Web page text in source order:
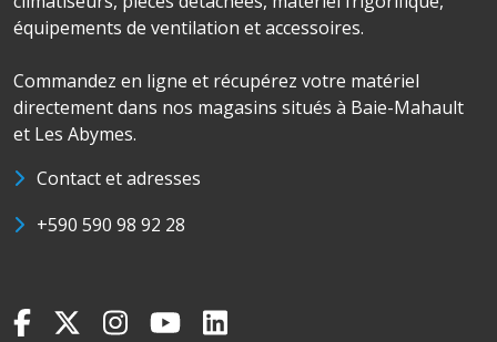
équipements de ventilation et accessoires.
Commandez en ligne et récupérez votre matériel
directement dans nos magasins situés à Baie-Mahault
et Les Abymes.
Contact et adresses
+590 590 98 92 28